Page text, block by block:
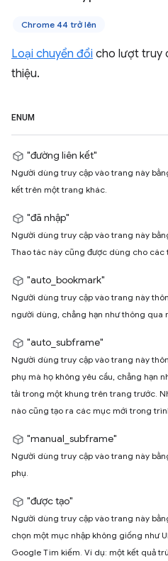
Chrome 44 trở lên
Loại chuyển đổi cho lượt truy
thiệu.
ENUM
"đường liên kết"
Người dùng truy cập vào trang này
kết trên một trang khác.
"đã nhập"
Người dùng truy cập vào trang này
Thao tác này cũng được dùng cho
"auto_bookmark"
Người dùng truy cập vào trang này
người dùng, chẳng hạn như thông qua
"auto_subframe"
Người dùng truy cập vào trang này
phụ mà họ không yêu cầu, chẳng hạn
tải trong một khung trên trang trước.
nào cũng tạo ra các mục mới trong
"manual_subframe"
Người dùng truy cập vào trang này
phụ.
"được tạo"
Người dùng truy cập vào trang này
chọn một mục nhập không giống như
Google Tìm kiếm. Ví dụ: một kết quả